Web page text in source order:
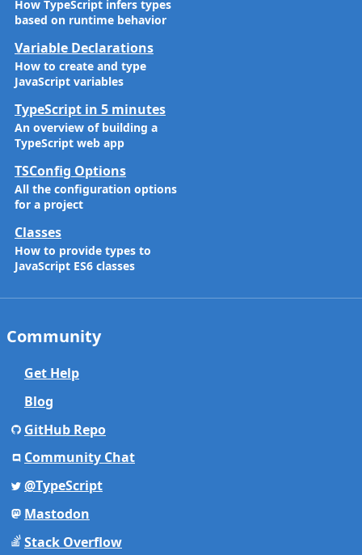
How TypeScript infers types
based on runtime behavior
Variable Declarations
How to create and type
JavaScript variables
TypeScript in 5 minutes
An overview of building a
TypeScript web app
TSConfig Options
All the configuration options
for a project
Classes
How to provide types to
JavaScript ES6 classes
Community
Get Help
Blog
GitHub Repo
Community Chat
@TypeScript
Mastodon
Stack Overflow